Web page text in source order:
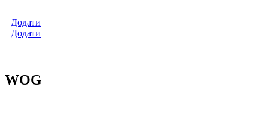
Додати
Додати
WOG